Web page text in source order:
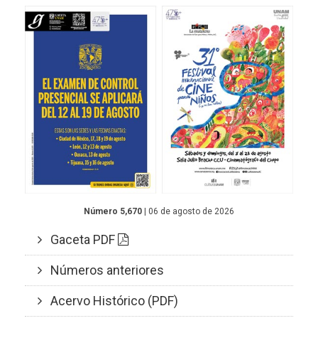
Número 5,670 | 06 de agosto de 2026
Gaceta PDF
Números anteriores
Acervo Histórico (PDF)